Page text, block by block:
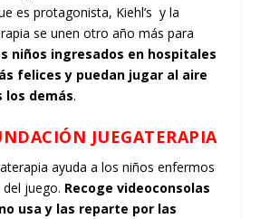
es protagonista, Kiehl’s y la
se unen otro año más para
niños ingresados en hospitales
felices y puedan jugar al aire
los demás.
JUEGATERAPIA
ayuda a los niños enfermos
juego. Recoge videoconsolas
usa y las reparte por las